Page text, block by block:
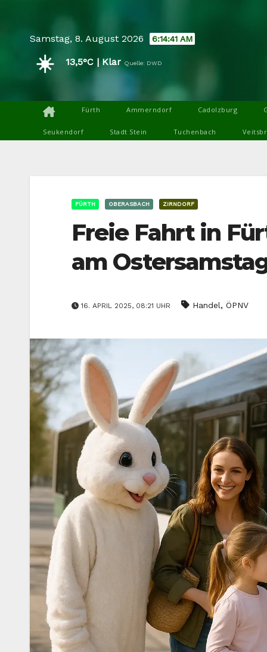
contentSamstag, 8. August 2026 6:14:42 AM
☀️ 13,5°C | Klar Quelle: DWD
Fürth Ammerndorf Cadolzburg
Seukendorf Stadt Stein Tuchenbach
FÜRTH OBERASBACH ZIRNDORF
Freie Fahrt in
am
16. APRIL 2025, 08:21 UHR Handel, ÖPNV